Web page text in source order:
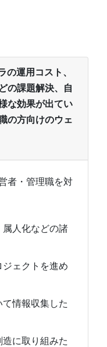
の運用コスト、
の課題解決、自
な効果が出てい
の方向けのウェ
者・管理職を対
属人化などの諸
ェクトを進め
情報収集した
に取り組みた